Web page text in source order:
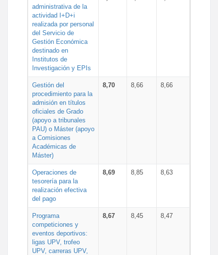
administrativa de la
actividad I+D+i
realizada por personal
del Servicio de
Gestión Económica
destinado en
Institutos de
Investigación y EPIs
Gestión del
procedimiento para la
admisión en títulos
oficiales de Grado
(apoyo a tribunales
PAU) o Máster (apoyo
a Comisiones
Académicas de
Máster)
8,70 8,66 8,66
Operaciones de
tesorería para la
realización efectiva
del pago
8,69 8,85 8,63
Programa
competiciones y
eventos deportivos:
ligas UPV, trofeo
UPV, carreras UPV,
8,67 8,45 8,47